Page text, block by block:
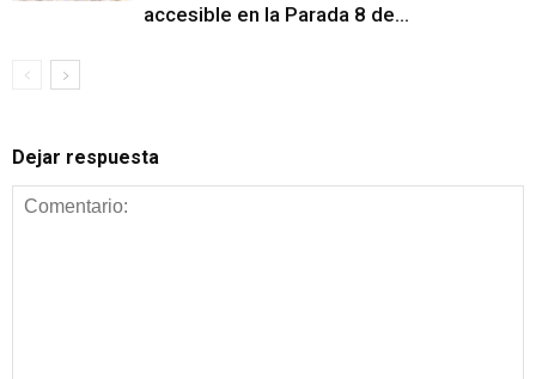
accesible en la Parada 8 de...
Dejar respuesta